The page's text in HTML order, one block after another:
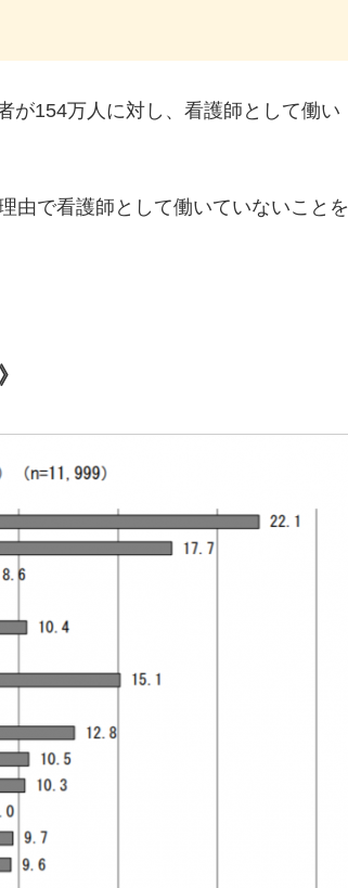
が154万人に対し、看護師として働い
由で看護師として働いていないことを